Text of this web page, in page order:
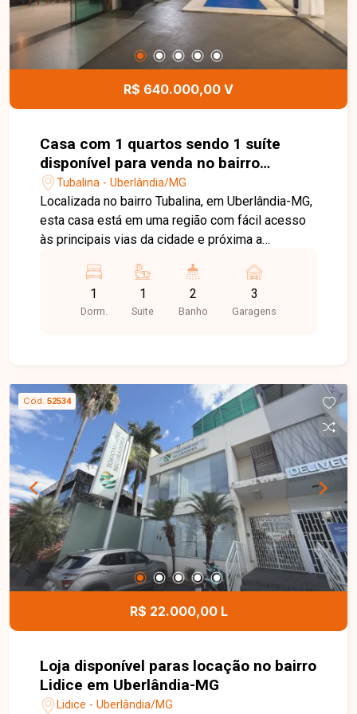
de Uberlândia. Entre em contato e agende uma
visita para conhecer todos os detalhes deste
imóvel e o potencial que ele oferece.
R$ 640.000,00 V
Casa com 1 quartos sendo 1 suíte
disponível para venda no bairro
Tubalina em Uberlândia-MG
Tubalina - Uberlândia/MG
Localizada no bairro Tubalina, em Uberlândia-MG,
esta casa está em uma região com fácil acesso
às principais vias da cidade e próxima a
serviços, oferecendo praticidade e excelente
potencial para moradia, lazer ou investimento. O
imóvel possui aproximadamente 120 m² de área
proporcionando um ambiente ideal para
confraternizações, eventos e momentos de lazer
com a família e amigos. Esta é uma excelente
oportunidade para quem busca um imóvel
versátil, com ótima estrutura para lazer e
excelente localização no bairro Tubalina. Agende
uma visita e venha conhecer todos os detalhes
deste imóvel.
1
Dorm.
1
Suite
2
Banho
3
Garagens
Cód. 52534
R$ 22.000,00 L
Loja disponível paras locação no bairro
Lidice em Uberlândia-MG
Lidice - Uberlândia/MG